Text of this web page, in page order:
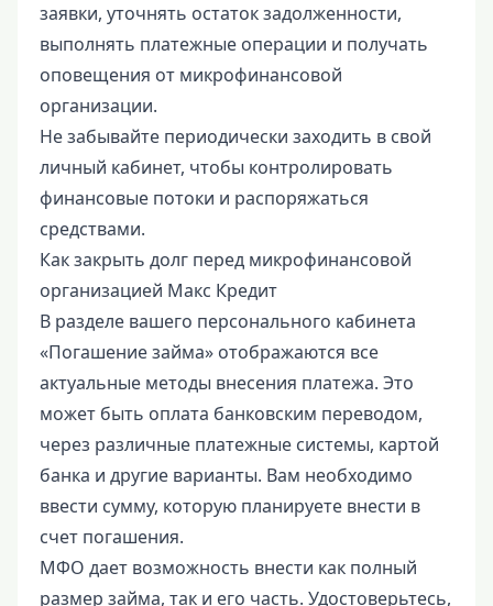
заявки, уточнять остаток задолженности,
выполнять платежные операции и получать
оповещения от микрофинансовой
организации.
Не забывайте периодически заходить в свой
личный кабинет, чтобы контролировать
финансовые потоки и распоряжаться
средствами.
Как закрыть долг перед микрофинансовой
организацией Макс Кредит
В разделе вашего персонального кабинета
«Погашение займа» отображаются все
актуальные методы внесения платежа. Это
может быть оплата банковским переводом,
через различные платежные системы, картой
банка и другие варианты. Вам необходимо
ввести сумму, которую планируете внести в
счет погашения.
МФО дает возможность внести как полный
размер займа, так и его часть. Удостоверьтесь,